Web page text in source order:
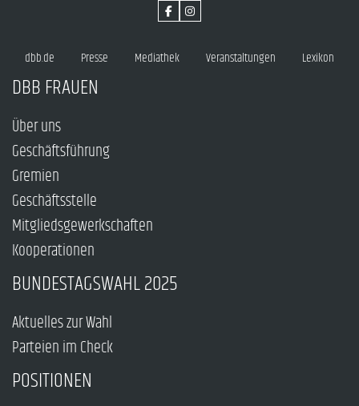
dbb.de Presse Mediathek Veranstaltungen Lexikon
DBB FRAUEN
Über uns
Geschäftsführung
Gremien
Geschäftsstelle
Mitgliedsgewerkschaften
Kooperationen
BUNDESTAGSWAHL 2025
Aktuelles zur Wahl
Parteien im Check
POSITIONEN